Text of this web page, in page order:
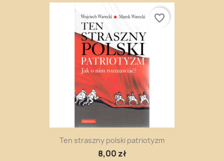
Ten straszny polski patriotyzm
8,00 zł
favorite_border